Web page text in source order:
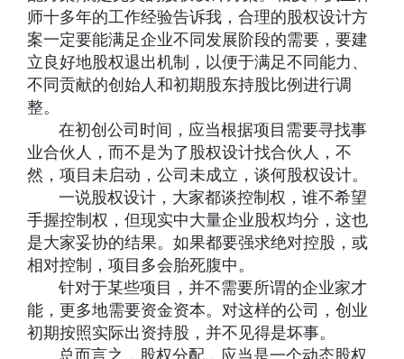
师十多年的工作经验告诉我，合理的股权设计方
案一定要能满足企业不同发展阶段的需要，要建
立良好地股权退出机制，以便于满足不同能力、
不同贡献的创始人和初期股东持股比例进行调
整。
在初创公司时间，应当根据项目需要寻找事
业合伙人，而不是为了股权设计找合伙人，不
然，项目未启动，公司未成立，谈何股权设计。
一说股权设计，大家都谈控制权，谁不希望
手握控制权，但现实中大量企业股权均分，这也
是大家妥协的结果。如果都要强求绝对控股，或
相对控制，项目多会胎死腹中。
针对于某些项目，并不需要所谓的企业家才
能，更多地需要资金资本。对这样的公司，创业
初期按照实际出资持股，并不见得是坏事。
总而言之，股权分配，应当是一个动态股权